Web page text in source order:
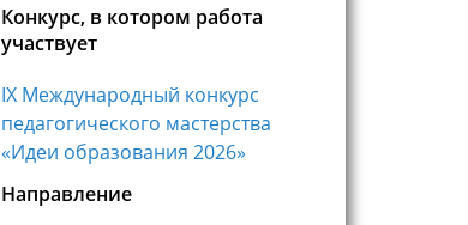
Конкурс, в котором работа
участвует
IX Международный конкурс
педагогического мастерства
«Идеи образования 2026»
Направление